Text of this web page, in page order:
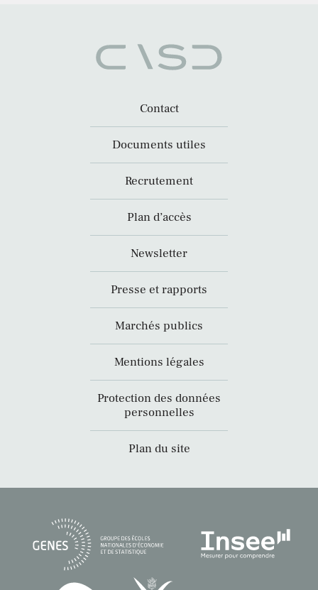
Contact
Documents utiles
Recrutement
Plan d’accès
Newsletter
Presse et rapports
Marchés publics
Mentions légales
Protection des données
personnelles
Plan du site